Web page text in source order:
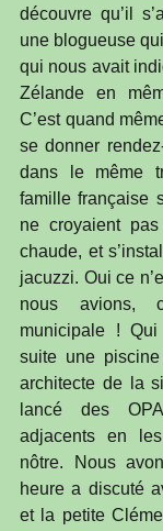
découvre qu’il
une blogueuse
qui nous avait
Zélande en
C’est quand
se donner
dans le même
famille française
ne croyaient
chaude, et
jacuzzi. Oui ce
nous avions,
municipale !
suite une
architecte de la
lancé des
adjacents en
nôtre. Nous
heure a discuté
et la petite